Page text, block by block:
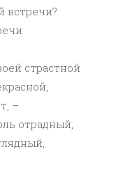
встречи?
страстной
–
отрадный,